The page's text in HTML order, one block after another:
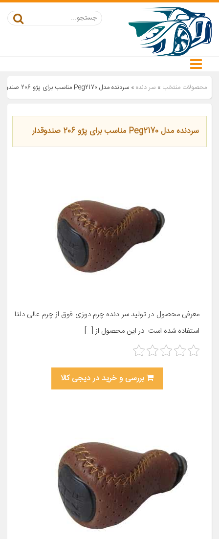
محصولات منتخب » سر دنده» سردنده مدل Peg2170 مناسب برای پژو 206 صندوقدار
سردنده مدل Peg2170 مناسب برای پژو 206 صندوقدار
معرفی محصول در تولید سر دنده چرم دوزی فوق از چرم عالی دلتا
استفاده شده است. در این محصول از […]
بررسی و خرید در دیجی کالا